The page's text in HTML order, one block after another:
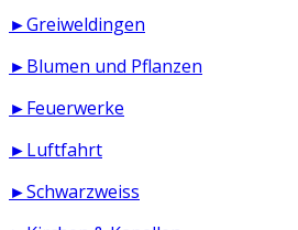
►Greiweldingen
►Blumen und Pflanzen
►Feuerwerke
►Luftfahrt
►Schwarzweiss